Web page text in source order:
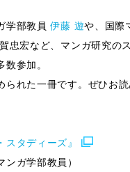
学部教員伊藤 遊や、国際
忠宏など、マンガ研究の
数参加。
られた一冊です。ぜひお読
スタディーズ』
ンガ学部教員）